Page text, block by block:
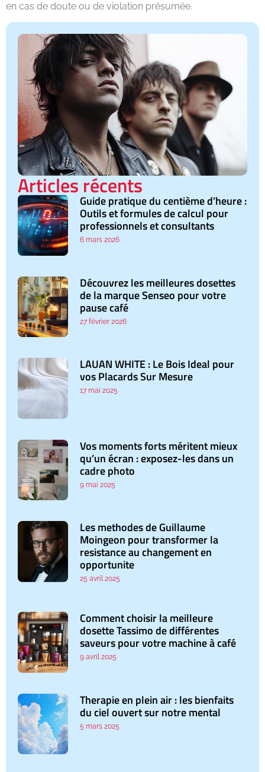
en cas de doute ou de violation présumée.
Articles récents
Guide pratique du centième d’heure :
Outils et formules de calcul pour
professionnels et consultants
6 mars 2026
Découvrez les meilleures dosettes
de la marque Senseo pour votre
pause café
27 février 2026
LAUAN WHITE : Le Bois Ideal pour
vos Placards Sur Mesure
17 mai 2025
Vos moments forts méritent mieux
qu’un écran : exposez-les dans un
cadre photo
9 mai 2025
Les methodes de Guillaume
Moingeon pour transformer la
resistance au changement en
opportunite
25 avril 2025
Comment choisir la meilleure
dosette Tassimo de différentes
saveurs pour votre machine à café
9 avril 2025
Therapie en plein air : les bienfaits
du ciel ouvert sur notre mental
5 mars 2025